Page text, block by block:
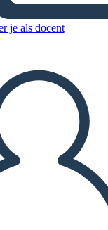
je als docent